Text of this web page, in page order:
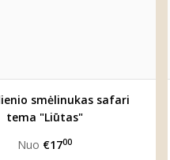
smėlinukas safari
tema "Liūtas"
Nuo €1700